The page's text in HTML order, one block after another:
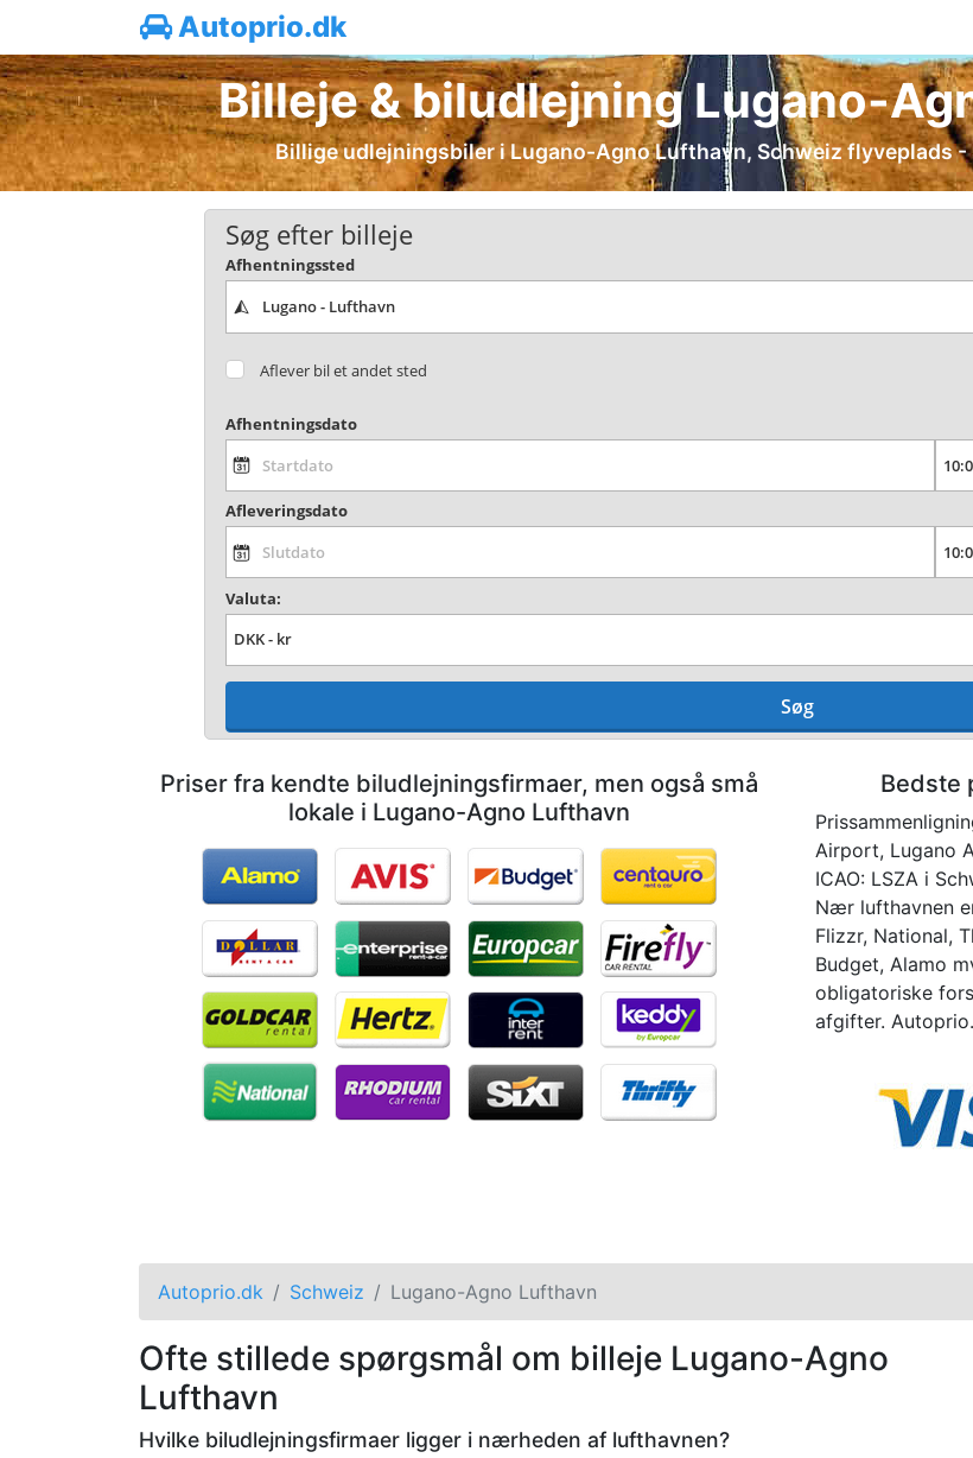
Autoprio.dk
Billeje & biludlejning Lugano-
Billige udlejningsbiler i Lugano-Agno Lufthavn, Schweiz flyveplads
Søg efter billeje
Afhentningssted
Aflever bil et andet sted
Afhentningsdato
Afleveringsdato
Valuta:
Søg
Priser fra kendte biludlejningsfirmaer, men også små
lokale i Lugano-Agno Lufthavn
Bedste
Airport, Lugano
ICAO: LSZA i
Nær lufthavnen
Flizzr, National,
Budget, Alamo
obligatoriske
afgifter.
Autoprio.dk Schweiz Lugano-Agno Lufthavn
Ofte stillede spørgsmål om billeje Lugano-Agno
Lufthavn
Hvilke biludlejningsfirmaer ligger i nærheden af lufthavnen?